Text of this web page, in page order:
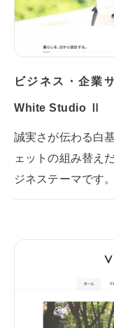
ビジネス・企業
White Studio Ⅱ
誠実さが伝わる白
ェットの組み替え
ジネステーマです